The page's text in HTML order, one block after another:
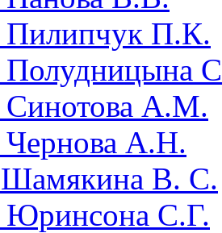
Пилипчук П.К.
Полудницына
Синотова А.М.
А.Н.
Шамякина В. С.
Юринсона С.Г.